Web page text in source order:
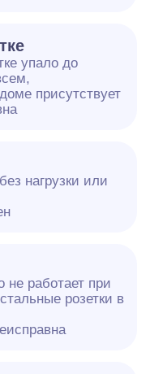
упало до
присутствует
нагрузки или
не работает при
розетки в